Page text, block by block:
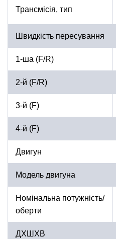
Трансмісія, тип
Швидкість пересування
1-ша (F/R)
2-й (F/R)
3-й (F)
4-й (F)
Двигун
Модель двигуна
Номінальна потужність/
оберти
ДХШХВ